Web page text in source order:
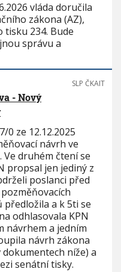
vláda doručila
zákona (AZ),
234. Bude
správu a
SLP ČKAIT
- Nový
0 ze 12.12.2025
návrh ve
druhém čtení se
propsal jen jediný z
poslanci před
předložila a k 5ti se
odhlasovala KPN
návrhem a jedním
návrh zákona
dokumentech níže) a
senátní tisky.